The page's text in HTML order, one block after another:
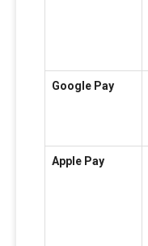
Google Pay
Apple Pay